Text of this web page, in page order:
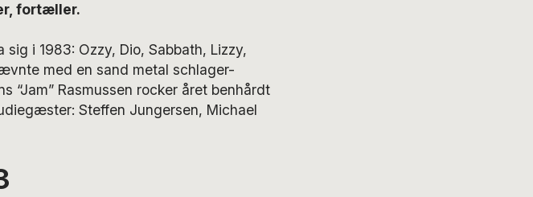
fortæller.
i 1983: Ozzy, Dio, Sabbath, Lizzy,
med en sand metal schlager-
“Jam” Rasmussen rocker året benhårdt
Steffen Jungersen, Michael